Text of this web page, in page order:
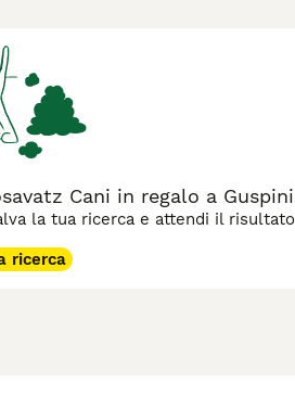
richiedendo una cura
un buon compagno
Cani in regalo a
la tua ricerca e attendi il
ricerca